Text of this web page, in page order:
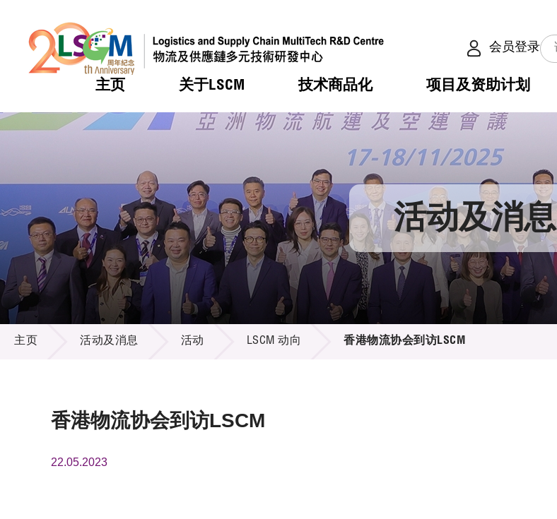
会员登录
主页 关于LSCM
热门 机构简介
组织架构
组织架构
董事局
研究顾问
招标通告
技术商品化
热门 服务
可获授权之技术
应用于公共服务之创新技术
重点项目
项目及资助计划
热门 合作计划
资助计划
资助计划
税务优惠
申请
评审
征求研发项目计划书
项目资料库
热门 活动
奖项
新闻中心
媒体报导
新闻稿
资讯中心
多媒体
出版刊物
热门 会籍及服务
会员列表
会员登入 活动及消息
活动及消息
主页 活动及消息 活动 LSCM 动向 香港物流协会到访LSCM
香港物流协会到访LSCM
22.05.2023